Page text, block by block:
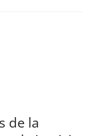
de la